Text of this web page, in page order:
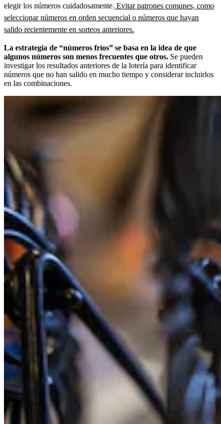
elegir los números cuidadosamente. Evitar patrones comunes, como
seleccionar números en orden secuencial o números que hayan
salido recientemente en sorteos anteriores.
La estrategia de “números fríos” se basa en la idea de que
algunos números son menos frecuentes que otros. Se pueden
investigar los resultados anteriores de la lotería para identificar
números que no han salido en mucho tiempo y considerar incluirlos
en las combinaciones.